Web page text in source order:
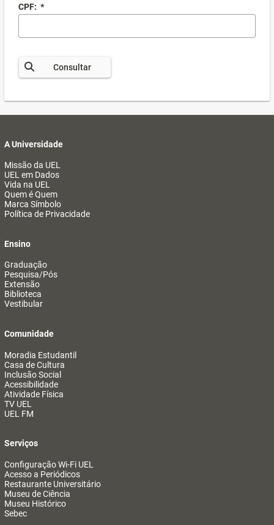
CPF: *
Consultar
A Universidade
Missão da UEL
UEL em Dados
Vida na UEL
Quem é Quem
Marca Símbolo
Política de Privacidade
Ensino
Graduação
Pesquisa/Pós
Extensão
Biblioteca
Vestibular
Comunidade
Moradia Estudantil
Casa de Cultura
Inclusão Social
Acessibilidade
Atividade Física
TV UEL
UEL FM
Serviços
Configuração Wi-Fi UEL
Acesso a Periódicos
Restaurante Universitário
Museu de Ciência
Museu Histórico
Sebec